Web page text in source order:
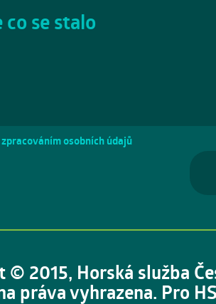
zpracováním osobních údajů
© 2015, Horská služba
práva vyhrazena. Pro